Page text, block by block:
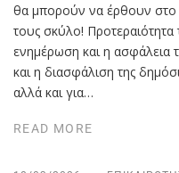
θα µπορούν να έρθουν στο
τους σκύλο!
ενηµέρωση και η ασφάλεια
και η διασφάλιση της
αλλά και για…
READ MORE